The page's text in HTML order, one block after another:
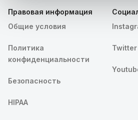
Правовая информация
Общие условия
Политика
конфиденциальности
Безопасность
HIPAA
Twitter